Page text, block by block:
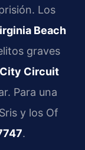
Los
Beach
graves
Circuit
Para una
y los Of
.